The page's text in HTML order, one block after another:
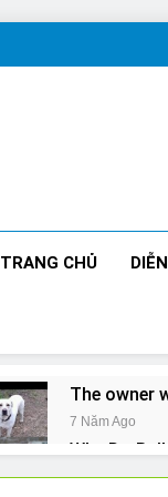
TRANG CHỦ
The owner
7 Năm Ago
Why Do
7 Năm Ago